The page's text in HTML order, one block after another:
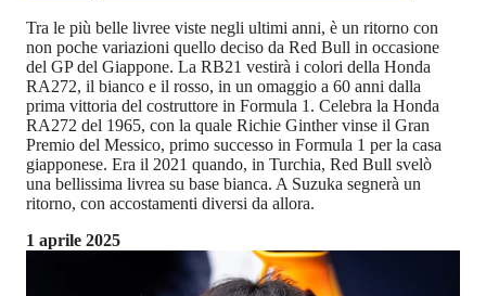
Tra le più belle livree viste negli ultimi anni, è un ritorno con
non poche variazioni quello deciso da Red Bull in occasione
del GP del Giappone. La RB21 vestirà i colori della Honda
RA272, il bianco e il rosso, in un omaggio a 60 anni dalla
prima vittoria del costruttore in Formula 1. Celebra la Honda
RA272 del 1965, con la quale Richie Ginther vinse il Gran
Premio del Messico, primo successo in Formula 1 per la casa
giapponese. Era il 2021 quando, in Turchia, Red Bull svelò
una bellissima livrea su base bianca. A Suzuka segnerà un
ritorno, con accostamenti diversi da allora.
1 aprile 2025